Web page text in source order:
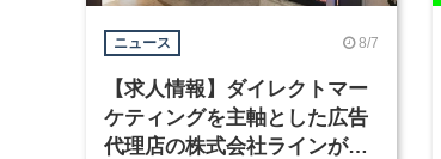
ニュース 8/7
【求人情報】ダイレクトマー
ケティングを主軸とした広告
代理店の株式会社ラインが、